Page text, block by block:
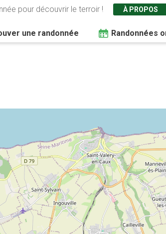
pour découvrir le terroir ! À PROPOS
une randonnée Randonnées